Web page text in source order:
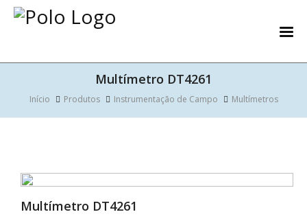
Multímetro DT4261
Início Produtos Instrumentação de Campo Multímetros
Multímetro DT4261